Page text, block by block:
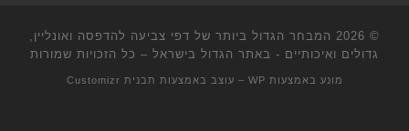
© 2026
המבחר הגדול ביותר של דפי צביעה להדפסה ואונליין,
גדולים ואיכותיים - באתר הגדול בישראל – כל הזכויות שמורות
מונע באמצעות WP – עוצב באמצעות תבנית Customizr